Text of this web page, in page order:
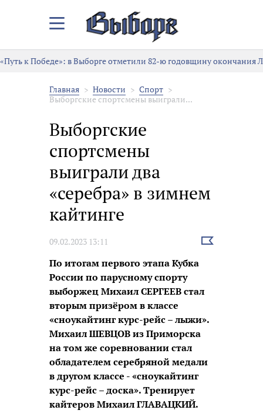
Закрыть/
меню
«Путь к Победе»: в Выборге отметили 82-ю годовщину окончания
Главная Новости
Спорт
Выборгские спортсмены выиграли...
Выборгские
спортсмены
выиграли два
«серебра» в зимнем
кайтинге
09.02.2023 13:11
Выбрать
По итогам первого этапа Кубка
России по парусному спорту
выборжец Михаил СЕРГЕЕВ стал
вторым призёром в классе
«сноукайтинг курс-рейс – лыжи».
Михаил ШЕВЦОВ из Приморска
на том же соревновании стал
обладателем серебряной медали
в другом классе - «сноукайтинг
курс-рейс – доска». Тренирует
кайтеров Михаил ГЛАВАЦКИЙ.